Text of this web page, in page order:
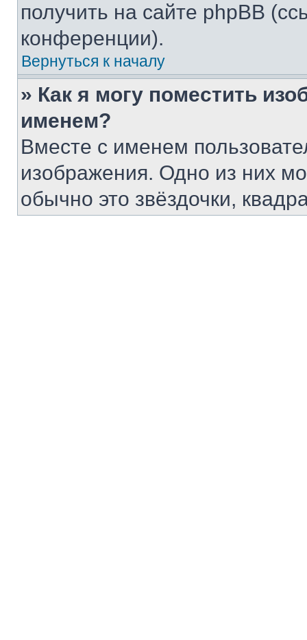
получить на сайте phpBB
конференции).
Вернуться к началу
» Как я могу поместить
именем?
Вместе с именем
изображения. Одно из них
обычно это звёздочки,